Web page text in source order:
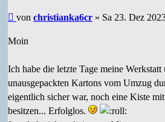
Beitrag
von christianka6cr » Sa 23. Dez
Moin
Ich habe die letzte Tage meine
unausgepackten Kartons vom Umzug
eigentlich sicher war, noch eine Kiste
besitzen... Erfolglos.